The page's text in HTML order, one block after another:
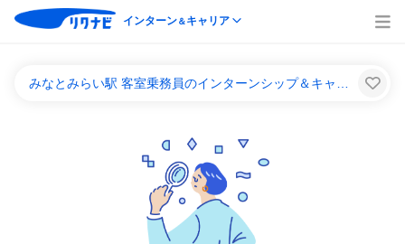
インターン＆キャリア